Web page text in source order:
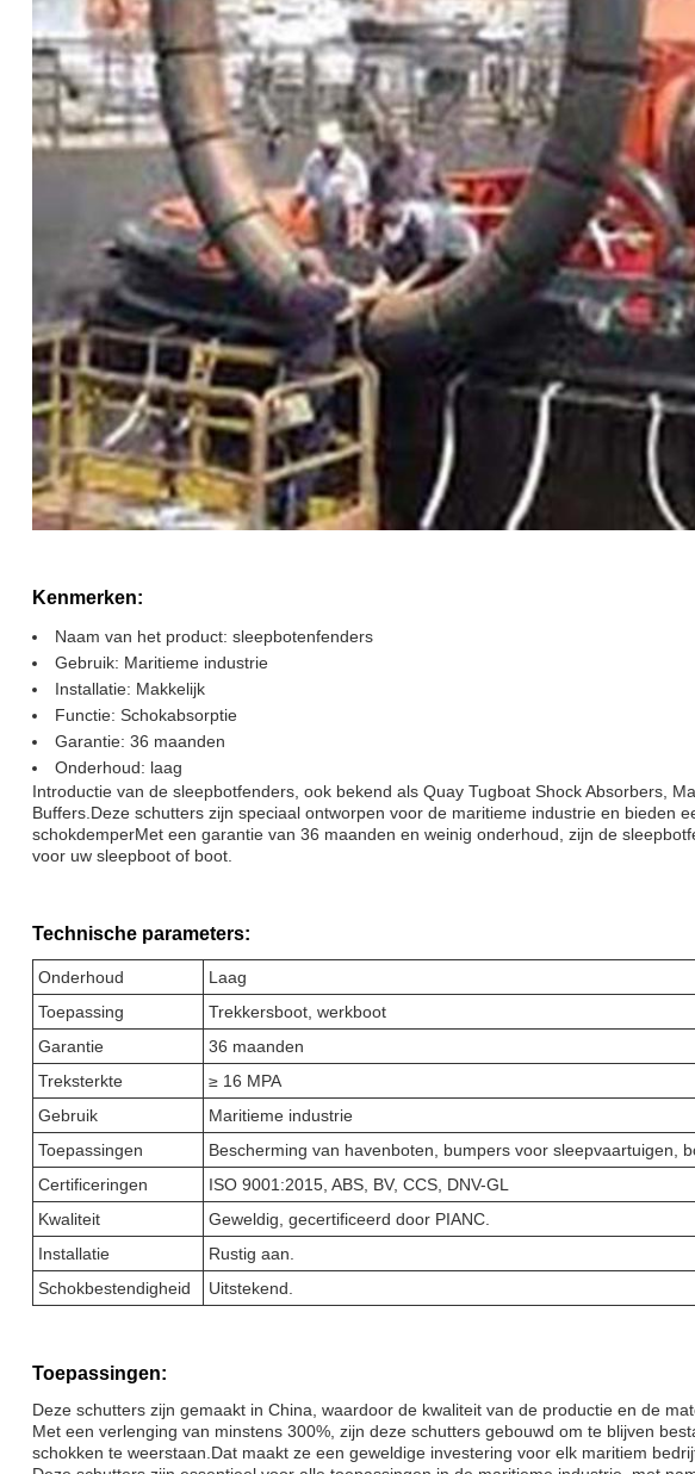
Kenmerken:
Naam van het product: sleepbotenfenders
Gebruik: Maritieme industrie
Installatie: Makkelijk
Functie: Schokabsorptie
Garantie: 36 maanden
Onderhoud: laag
Introductie van de sleepbotfenders, ook bekend als Quay Tugboat Shock Absorbers,
Buffers.Deze schutters zijn speciaal ontworpen voor de maritieme industrie en bieden
schokdemperMet een garantie van 36 maanden en weinig onderhoud, zijn de
voor uw sleepboot of boot.
Technische parameters:
Onderhoud
Laag
Toepassing
Trekkersboot, werkboot
Garantie
36 maanden
Treksterkte
≥ 16 MPA
Gebruik
Maritieme industrie
Toepassingen
Bescherming van havenboten, bumpers voor sleepvaartuigen,
Certificeringen
ISO 9001:2015, ABS, BV, CCS, DNV-GL
Kwaliteit
Geweldig, gecertificeerd door PIANC.
Installatie
Rustig aan.
Schokbestendigheid
Uitstekend.
Toepassingen:
Deze schutters zijn gemaakt in China, waardoor de kwaliteit van de productie en de
Met een verlenging van minstens 300%, zijn deze schutters gebouwd om te blijven
schokken te weerstaan.Dat maakt ze een geweldige investering voor elk maritiem